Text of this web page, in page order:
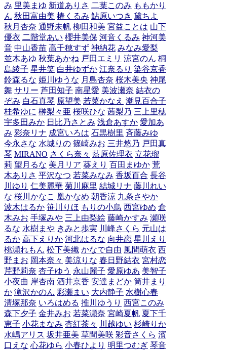
み 里美まゆ 新道ありさ 二葉このみ ももかり
ん 秋田富由美 椿くるみ 鮎原いつき 黛ちよ
秋月杏奈 通野未帆 柳田和美 宮益ことは 山下
優衣 二階堂あい 櫻井美保 河音くるみ 神河美
音 中山香苗 高千穂すず 神納花 みなみ愛梨
並木あゆ 秋葉あかね 戸田エミリ 涼宮のん 桐
島綾子 星井笑 白井ゆずか 江奈るり 染谷京香
鈴森るな 姫川ゆうな 月島杏奈 桜木美央 神尾
舞 サリー 芦田知子 南星愛 美波瀬奈 結衣の
ぞみ 白石真琴 原望美 若菜かなえ 潮見百合子
桂希ゆに 榊梨々亜 桜咲ひな 茜梨乃 三上里穂
宇多田みか 日比乃さとみ 浅倉あすか 愛加あ
み 彩奈リナ 成宮いろは 石黒樹里 斉藤みゆ
今永さな 水城りの 篠崎みお 三井悠乃 戸田真
琴 MIRANO さくら奈々 藍原佐理衣 立花瑠
莉 望月るな 美月リア 葵えり 百田まゆか 荒
木ありさ 平沢なつ 若菜みなみ 香坂百合 長谷
川ゆり 仁美麗華 菊川麻里 結城リナ 藤川れい
な 桜川かなこ 凰かなめ 朝香涼 九条さやか
波木はるか 笹川りほ もりの小鳥 西宮ゆめ 倉
木みお 手塚みや 三上由梨絵 藤崎かすみ 瀬咲
るな 水樹まや きみと歩実 川峰さくら 元山は
るか 高下えりか 河北はるな 向井恋 星川えり
桃瀬れもん 松下美織 かなで自由 風間萌衣 西
野まお 岡本奈々 美涼りな 春日野結衣 宮村恋
芹野莉奈 杏子ゆう 永山麗子 愛原ゆあ 美智子
小夜曲 岸杏南 酒井京香 安達まどか 筒井まり
か 滝沢かのん 彩瀬まい 大内静子 水樹心春
清塚那奈 いろはめる 推川ゆうり 西宮このみ
森下夕子 金井みお 若菜瀬奈 宮崎夏帆 夏下千
恵子 小花まなみ 杏紅茶々 川越ゆい 杉崎りか
水嶋アリス 坂井亜美 草間美咲 彩音さくら 濱
口えな 心花ゆら 小春ひより 明里つむぎ 琴音